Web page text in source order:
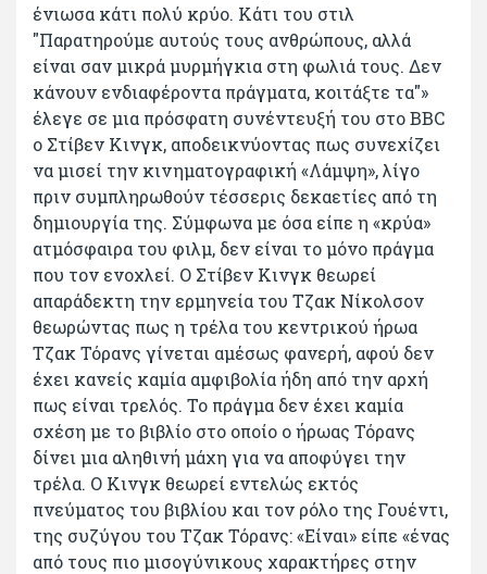
ένιωσα κάτι πολύ κρύο. Κάτι του στιλ
"Παρατηρούμε αυτούς τους ανθρώπους, αλλά
είναι σαν μικρά μυρμήγκια στη φωλιά τους. Δεν
κάνουν ενδιαφέροντα πράγματα, κοιτάξτε τα"»
έλεγε σε μια πρόσφατη συνέντευξή του στο BBC
o Στίβεν Κινγκ, αποδεικνύοντας πως συνεχίζει
να μισεί την κινηματογραφική «Λάμψη», λίγο
πριν συμπληρωθούν τέσσερις δεκαετίες από τη
δημιουργία της. Σύμφωνα με όσα είπε η «κρύα»
ατμόσφαιρα του φιλμ, δεν είναι το μόνο πράγμα
που τον ενοχλεί. Ο Στίβεν Κινγκ θεωρεί
απαράδεκτη την ερμηνεία του Τζακ Νίκολσον
θεωρώντας πως η τρέλα του κεντρικού ήρωα
Τζακ Τόρανς γίνεται αμέσως φανερή, αφού δεν
έχει κανείς καμία αμφιβολία ήδη από την αρχή
πως είναι τρελός. Το πράγμα δεν έχει καμία
σχέση με το βιβλίο στο οποίο ο ήρωας Τόρανς
δίνει μια αληθινή μάχη για να αποφύγει την
τρέλα. Ο Κινγκ θεωρεί εντελώς εκτός
πνεύματος του βιβλίου και τον ρόλο της Γουέντι,
της συζύγου του Τζακ Τόρανς: «Είναι» είπε «ένας
από τους πιο μισογύνικους χαρακτήρες στην